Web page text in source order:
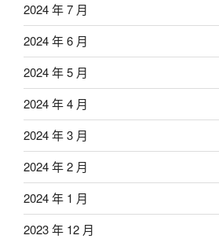
2024 年 7 月
2024 年 6 月
2024 年 5 月
2024 年 4 月
2024 年 3 月
2024 年 2 月
2024 年 1 月
2023 年 12 月